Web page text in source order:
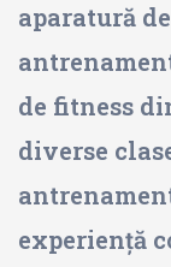
aparatură
de fitness
diverse
experiență